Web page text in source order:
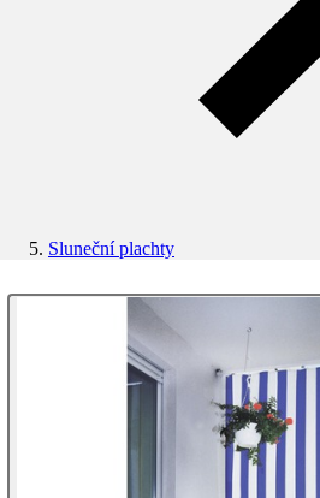
Sluneční plachty